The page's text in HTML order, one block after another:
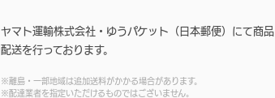
ヤマト運輸株式会社・ゆうパケット（日本郵便）にて商品
配送を行っております。
※離島・一部地域は追加送料がかかる場合があります。
※配達業者を指定いただけるものではございません。